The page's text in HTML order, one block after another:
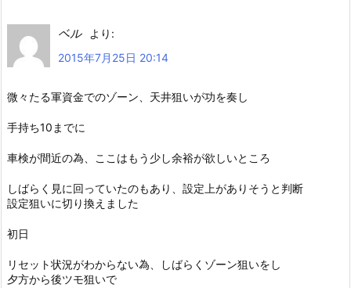
ベル
より:
2015年7月25日 20:14
微々たる軍資金でのゾーン、天井狙いが功を奏し
手持ち10までに
車検が間近の為、ここはもう少し余裕が欲しいところ
しばらく見に回っていたのもあり、設定上がありそうと判断
設定狙いに切り換えました
初日
リセット状況がわからない為、しばらくゾーン狙いをし
夕方から後ツモ狙いで